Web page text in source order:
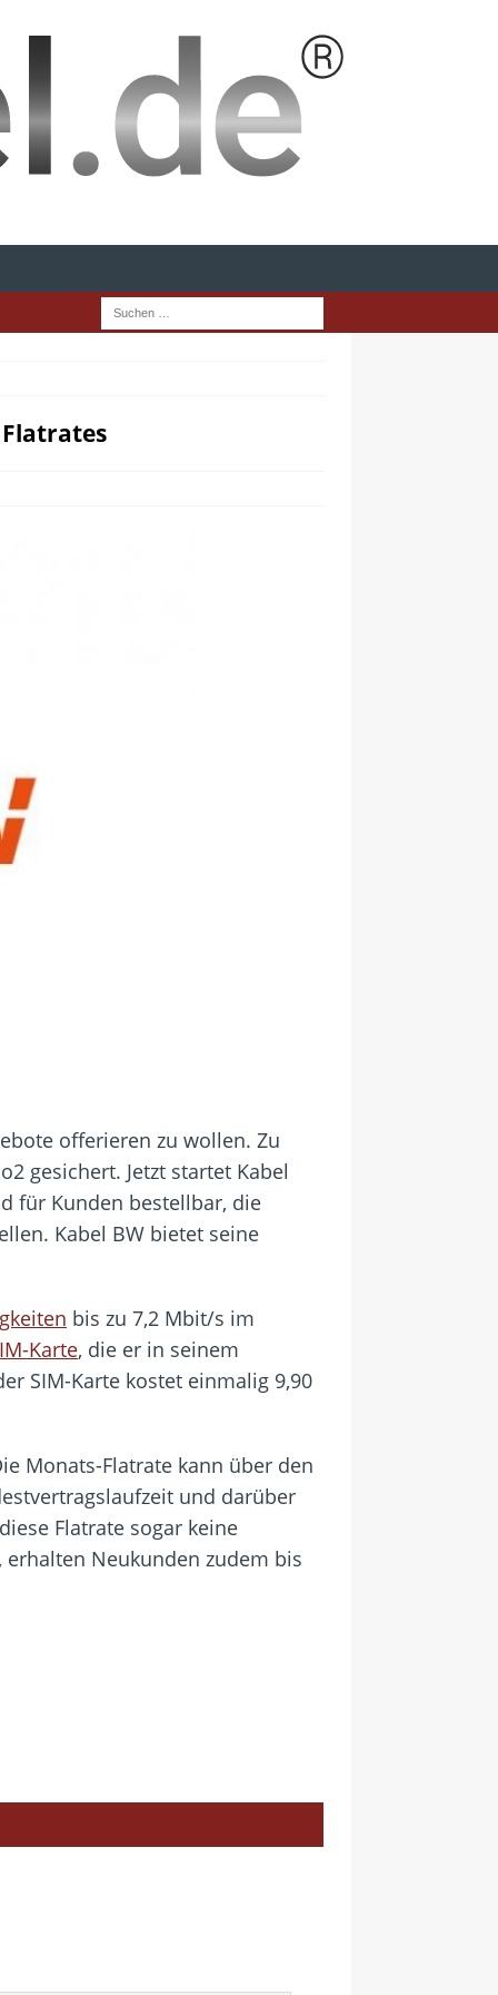
offerieren zu wollen. Zu
gesichert. Jetzt startet Kabel
für Kunden bestellbar, die
Kabel BW bietet seine
bis zu 7,2 Mbit/s im
Karte, die er in seinem
SIM-Karte kostet einmalig 9,90
Monats-Flatrate kann über den
und darüber
Flatrate sogar keine
Neukunden zudem bis